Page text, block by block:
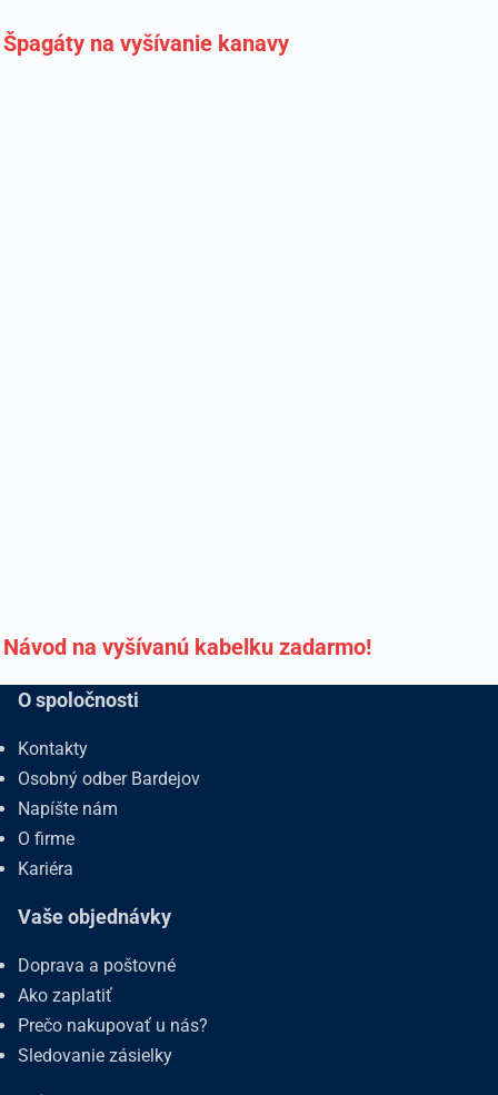
Špagáty na vyšívanie kanavy
Návod na vyšívanú kabelku zadarmo!
O spoločnosti
Kontakty
Osobný odber Bardejov
Napíšte nám
O firme
Kariéra
Vaše objednávky
Doprava a poštovné
Ako zaplatiť
Prečo nakupovať u nás?
Sledovanie zásielky